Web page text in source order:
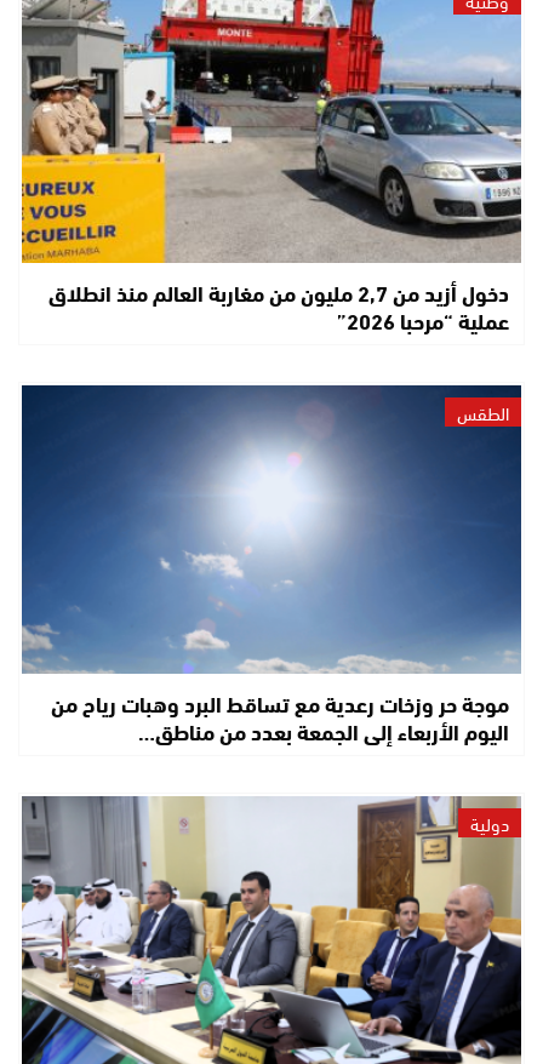
دخول أزيد من 2,7 مليون من مغاربة العالم منذ انطلاق
عملية “مرحبا 2026”
الطقس
موجة حر وزخات رعدية مع تساقط البرد وهبات رياح من
اليوم الأربعاء إلى الجمعة بعدد من مناطق…
دولية